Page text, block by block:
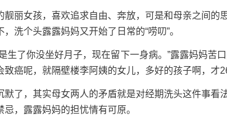
女孩，喜欢追求自由、奔放，可是和母亲之间的
洗个头露露妈妈又开始了日常的“唠叨”。
了你没坐好月子，现在留下一身病。”露露妈妈苦口
致癌呢，就隔壁楼李阿姨的女儿，多好的孩子啊，才
，其实母女两人的矛盾就是对经期洗头这件事看
，露露妈妈的担忧情有可原。